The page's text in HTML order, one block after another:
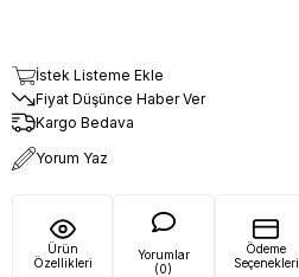
İstek Listeme Ekle
Fiyat Düşünce Haber Ver
Kargo Bedava
Yorum Yaz
Ürün
Özellikleri
Yorumlar
(0)
Ödeme
Seçenekleri